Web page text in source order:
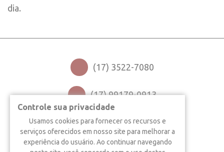
dia.
(17) 3522-7080
(17) 99179-0913
NOSSO ENDEREÇO
CATANDUVA - SP
Controle sua privacidade
Usamos cookies para fornecer os recursos e
serviços oferecidos em nosso site para melhorar a
experiência do usuário. Ao continuar navegando